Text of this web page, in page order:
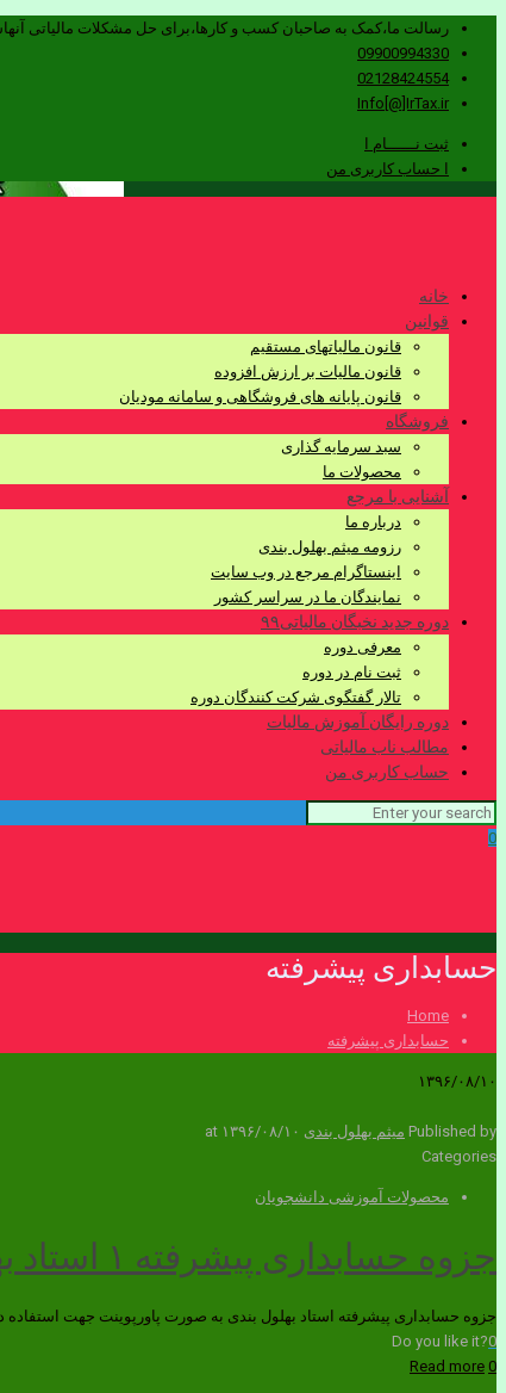
رسالت ما،کمک به صاحبان کسب و کارها،برای حل مشکلات مالیاتی
09900994330
02128424554
Info[@]IrTax.ir
ثبت نــــــام ا
ا حساب کاربری من
خانه
قوانین
قانون مالیاتهای مستقیم
قانون مالیات بر ارزش افزوده
قانون پایانه های فروشگاهی و سامانه مودیان
فروشگاه
سبد سرمایه گذاری
محصولات ما
آشنایی با مرجع
درباره ما
رزومه میثم بهلول بندی
اینستاگرام مرجع در وب سایت
نمایندگان ما در سراسر کشور
دوره جدید نخبگان مالیاتی۹۹
معرفی دوره
ثبت نام در دوره
تالار گفتگوی شرکت کنندگان دوره
دوره رایگان آموزش مالیات
مطالب ناب مالیاتی
حساب کاربری من
0
حسابداری پیشرفته
Home
حسابداری پیشرفته
۱۳۹۶/۰۸/۱۰
Published by میثم بهلول بندی at ۱۳۹۶/۰۸/۱۰
Categories
محصولات آموزشی دانشجویان
جزوه حسابداری پیشرفته ۱ استاد بهلول بندی
جزوه حسابداری پیشرفته استاد بهلول بندی به صورت پاورپوینت جهت استفاده
Do you like it?0
0
Read more